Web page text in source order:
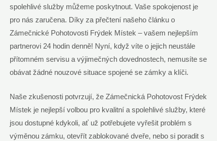
spolehlivé služby můžeme poskytnout. Vaše spokojenost je
pro nás zaručena. Díky za přečtení našeho článku o
Zámečnické Pohotovosti Frýdek Místek – vašem nejlepším
partnerovi 24 hodin denně! Nyní, když víte o jejich neustále
přítomném servisu a výjimečných dovednostech, nemusíte se
obávat žádné nouzové situace spojené se zámky a klíči.
Naše zkušenosti potvrzují, že Zámečnická Pohotovost Frýdek
Místek je nejlepší volbou pro kvalitní a spolehlivé služby, které
jsou dostupné kdykoli, ať už potřebujete vyřešit problém s
výměnou zámku, otevřít zablokované dveře, nebo si poradit s